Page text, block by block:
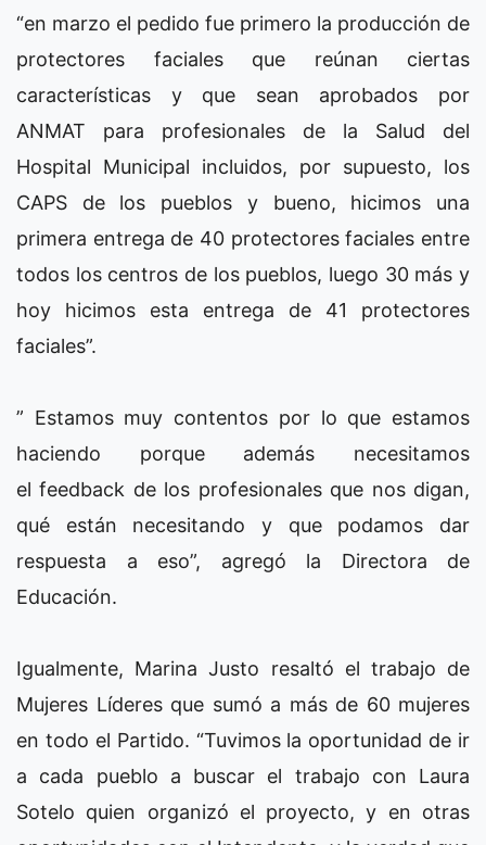
“en marzo el pedido fue primero la producción de
protectores faciales que reúnan ciertas
características y que sean aprobados por
ANMAT para profesionales de la Salud del
Hospital Municipal incluidos, por supuesto, los
CAPS de los pueblos y bueno, hicimos una
primera entrega de 40 protectores faciales entre
todos los centros de los pueblos, luego 30 más y
hoy hicimos esta entrega de 41 protectores
faciales”.
” Estamos muy contentos por lo que estamos
haciendo porque además necesitamos
el feedback de los profesionales que nos digan,
qué están necesitando y que podamos dar
respuesta a eso”, agregó la Directora de
Educación.
Igualmente, Marina Justo resaltó el trabajo de
Mujeres Líderes que sumó a más de 60 mujeres
en todo el Partido. “Tuvimos la oportunidad de ir
a cada pueblo a buscar el trabajo con Laura
Sotelo quien organizó el proyecto, y en otras